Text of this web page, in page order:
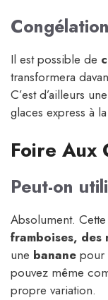
Congélation
Il est possible de
transformera
C’est d’ailleurs
glaces express à
Foire Aux
Peut-on
Absolument.
framboises, des
une banane pour
pouvez même
propre variation.